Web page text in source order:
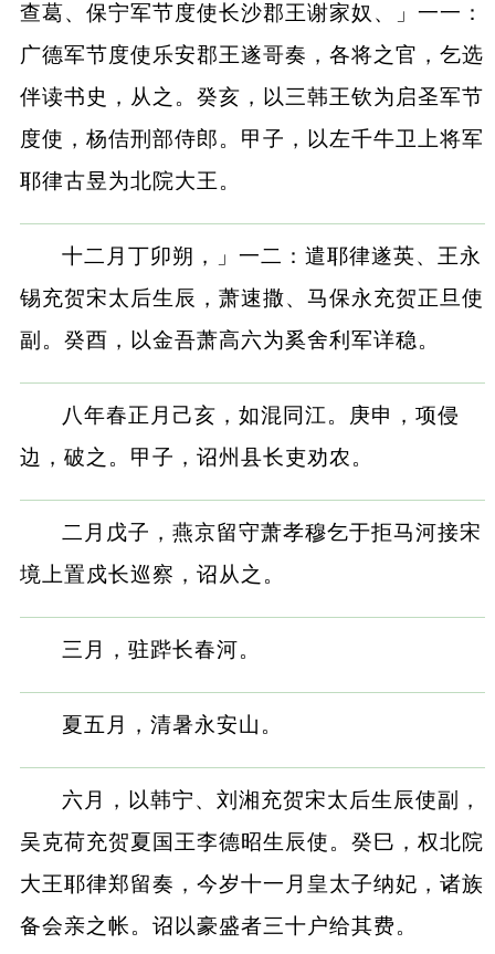
查葛、保宁军节度使长沙郡王谢家奴、」一一：
广德军节度使乐安郡王遂哥奏，各将之官，乞选
伴读书史，从之。癸亥，以三韩王钦为启圣军节
度使，杨佶刑部侍郎。甲子，以左千牛卫上将军
耶律古昱为北院大王。
十二月丁卯朔，」一二：遣耶律遂英、王永
锡充贺宋太后生辰，萧速撒、马保永充贺正旦使
副。癸酉，以金吾萧高六为奚舍利军详稳。
八年春正月己亥，如混同江。庚申，项侵
边，破之。甲子，诏州县长吏劝农。
二月戊子，燕京留守萧孝穆乞于拒马河接宋
境上置戍长巡察，诏从之。
三月，驻跸长春河。
夏五月，清暑永安山。
六月，以韩宁、刘湘充贺宋太后生辰使副，
吴克荷充贺夏国王李德昭生辰使。癸巳，权北院
大王耶律郑留奏，今岁十一月皇太子纳妃，诸族
备会亲之帐。诏以豪盛者三十户给其费。